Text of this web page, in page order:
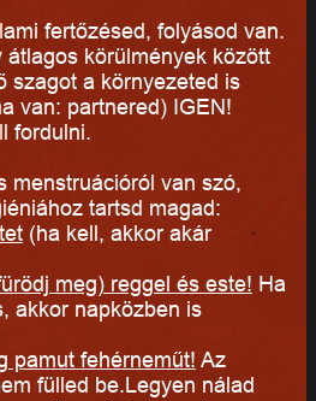
fertőzésed, folyásod van.
körülmények között
szagot a környezeted is
van: partnered) IGEN!
fordulni.
menstruációról van szó,
tartsd magad:
(ha kell, akkor akár
meg) reggel és este! Ha
akkor napközben is
pamut fehérneműt! Az
fülled be.Legyen nálad